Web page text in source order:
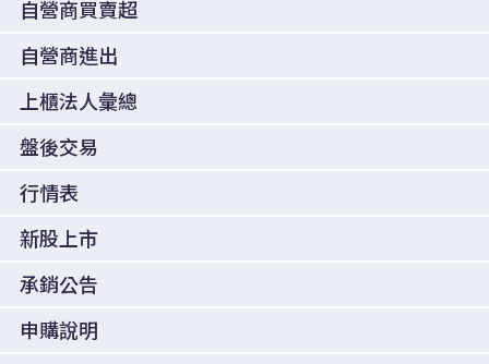
自營商買賣超
自營商進出
上櫃法人彙總
盤後交易
行情表
新股上市
承銷公告
申購說明